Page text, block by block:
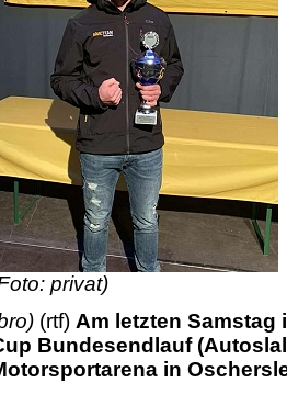
privat)
(rtf) Am letzten Samstag
Bundesendlauf
in